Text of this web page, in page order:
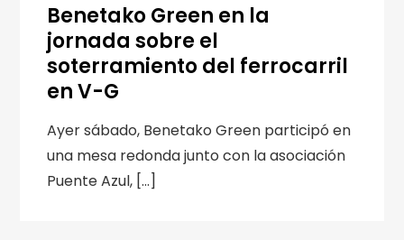
Benetako Green en la
jornada sobre el
soterramiento del ferrocarril
en V-G
Ayer sábado, Benetako Green participó en
una mesa redonda junto con la asociación
Puente Azul, […]